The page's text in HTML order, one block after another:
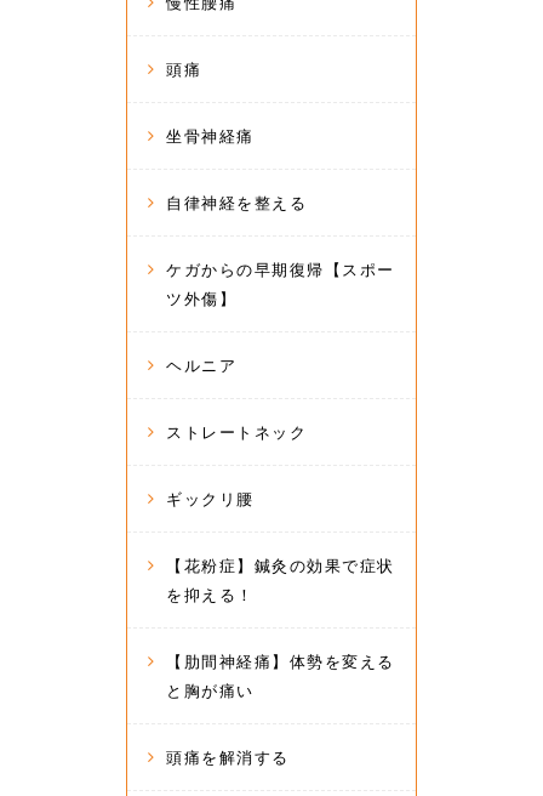
頭痛
坐骨神経痛
自律神経を整える
ケガからの早期復帰【スポー
ツ外傷】
ヘルニア
ストレートネック
ギックリ腰
【花粉症】鍼灸の効果で症状
を抑える！
【肋間神経痛】体勢を変える
と胸が痛い
頭痛を解消する